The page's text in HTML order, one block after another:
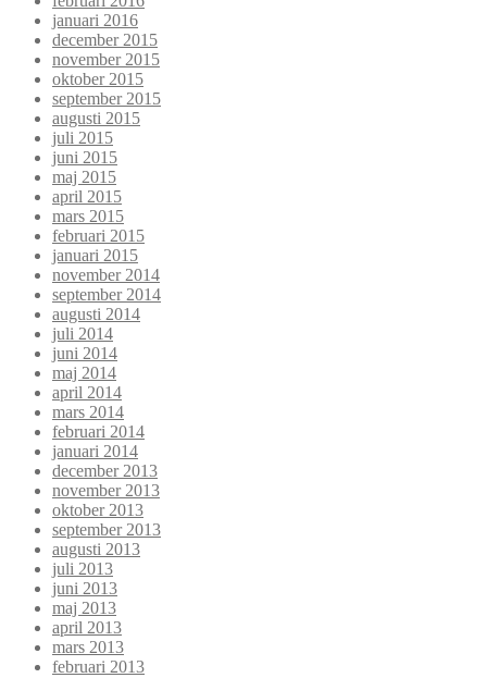
januari 2016
december 2015
november 2015
oktober 2015
september 2015
augusti 2015
juli 2015
juni 2015
maj 2015
april 2015
mars 2015
februari 2015
januari 2015
november 2014
september 2014
augusti 2014
juli 2014
juni 2014
maj 2014
april 2014
mars 2014
februari 2014
januari 2014
december 2013
november 2013
oktober 2013
september 2013
augusti 2013
juli 2013
juni 2013
maj 2013
april 2013
mars 2013
februari 2013